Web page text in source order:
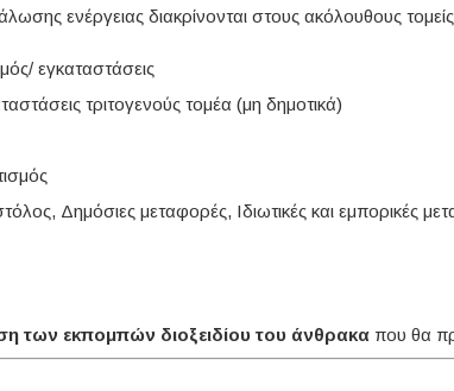
ενέργειας διακρίνονται στους ακόλουθους
εγκαταστάσεις
τριτογενούς τομέα (μη δημοτικά)
Δημόσιες μεταφορές, Ιδιωτικές και εμπορικές
των εκπομπών διοξειδίου του άνθρακα που θα